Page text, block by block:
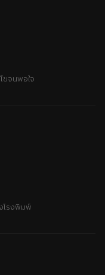
ขจนพอใจ
โรงพิมพ์